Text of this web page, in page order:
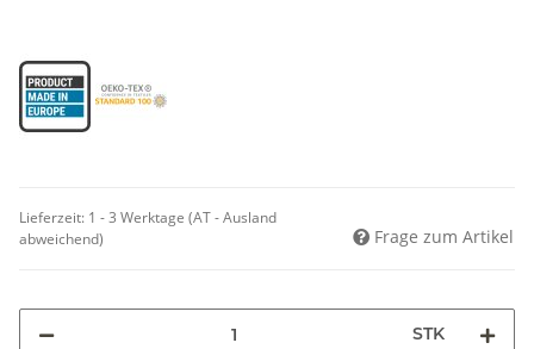
Lieferzeit: 1 - 3 Werktage (AT - Ausland
abweichend)
Frage zum Artikel
STK